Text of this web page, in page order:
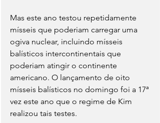
Mas este ano testou repetidamente
mísseis que poderiam carregar uma
ogiva nuclear, incluindo mísseis
balísticos intercontinentais que
poderiam atingir o continente
americano. O lançamento de oito
mísseis balísticos no domingo foi a 17ª
vez este ano que o regime de Kim
realizou tais testes.